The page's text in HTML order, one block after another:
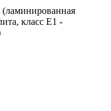
класс E1 -